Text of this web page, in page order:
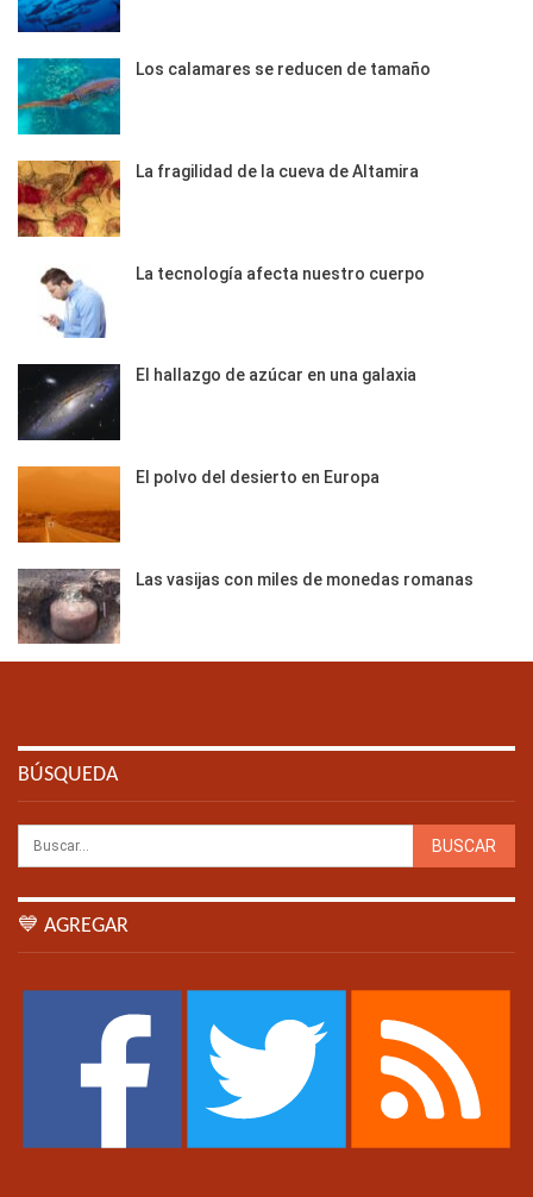
Los calamares se reducen de tamaño
La fragilidad de la cueva de Altamira
La tecnología afecta nuestro cuerpo
El hallazgo de azúcar en una galaxia
El polvo del desierto en Europa
Las vasijas con miles de monedas romanas
BÚSQUEDA
💙 AGREGAR